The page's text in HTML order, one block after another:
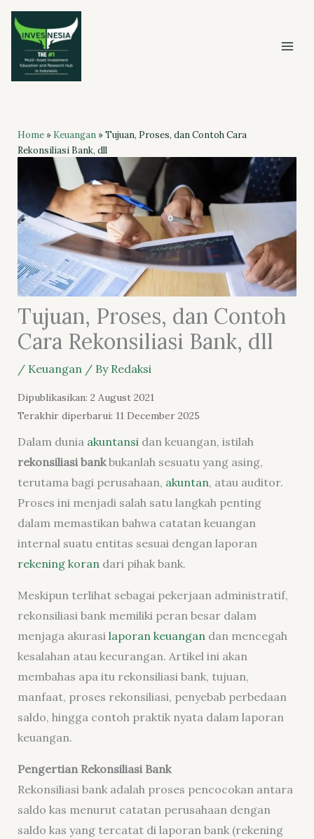
Skip
content
Home» Keuangan»Tujuan, Proses, dan Contoh Cara
Rekonsiliasi Bank, dll
Tujuan, Proses, dan Contoh
Cara Rekonsiliasi Bank, dll
/ Keuangan/ By Redaksi
Dipublikasikan: 2 August 2021
Terakhir diperbarui: 11 December 2025
Dalam dunia akuntansidan keuangan, istilah
rekonsiliasi bankbukanlah sesuatu yang asing,
terutama bagi perusahaan, akuntan, atau auditor.
Proses ini menjadi salah satu langkah penting
dalam memastikan bahwa catatan keuangan
internal suatu entitas sesuai dengan laporan
rekening korandari pihak bank.
Meskipun terlihat sebagai pekerjaan administratif,
rekonsiliasi bank memiliki peran besar dalam
menjaga akurasi laporan keuangandan mencegah
kesalahan atau kecurangan. Artikel ini akan
membahas apa itu rekonsiliasi bank, tujuan,
manfaat, proses rekonsiliasi, penyebab perbedaan
saldo, hingga contoh praktik nyata dalam laporan
keuangan.
Pengertian Rekonsiliasi Bank
Rekonsiliasi bank adalah proses pencocokan antara
saldo kas menurut catatan perusahaan dengan
saldo kas yang tercatat di laporan bank (rekening